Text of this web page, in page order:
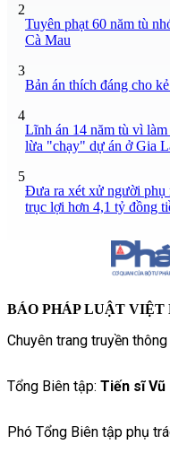
2
Tuyên phạt 60 năm tù
Cà Mau
3
Bản án thích đáng cho
4
Lĩnh án 14 năm tù vì
lừa "chạy" dự án ở Gia
5
Đưa ra xét xử người phụ
trục lợi hơn 4,1 tỷ đồng
BÁO PHÁP LUẬT VIỆT
Chuyên trang truyền
Tổng Biên tập: Tiến sĩ Vũ
Phó Tổng Biên tập phụ